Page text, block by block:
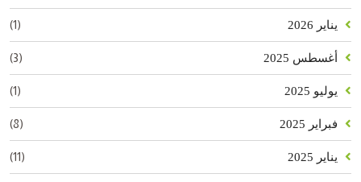
يناير 2026 (1)
أغسطس 2025 (3)
يوليو 2025 (1)
فبراير 2025 (8)
يناير 2025 (11)